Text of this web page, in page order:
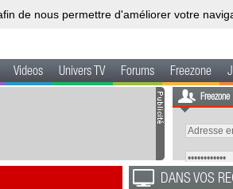
Videos Univers TV Forums Freezone
Freezone
DANS VOS
de nous permettre d'améliorer votre